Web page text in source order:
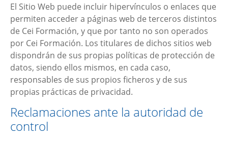
El Sitio Web puede incluir hipervínculos o enlaces que
permiten acceder a páginas web de terceros distintos
de Cei Formación, y que por tanto no son operados
por Cei Formación. Los titulares de dichos sitios web
dispondrán de sus propias políticas de protección de
datos, siendo ellos mismos, en cada caso,
responsables de sus propios ficheros y de sus
propias prácticas de privacidad.
Reclamaciones ante la autoridad de
control